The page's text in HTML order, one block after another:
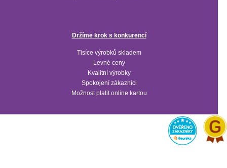
Držíme krok s konkurencí
Tisíce výrobků skladem
Levné ceny
Kvalitní výrobky
Spokojení zákazníci
Možnost platit online kartou